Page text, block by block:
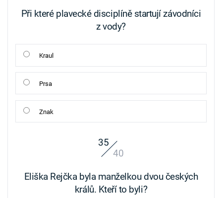
Při které plavecké disciplíně startují závodníci
z vody?
Kraul
Prsa
Znak
35
40
Eliška Rejčka byla manželkou dvou českých
králů. Kteří to byli?